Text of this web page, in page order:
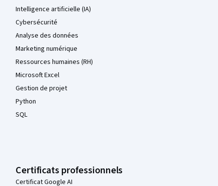
Intelligence artificielle (IA)
Cybersécurité
Analyse des données
Marketing numérique
Ressources humaines (RH)
Microsoft Excel
Gestion de projet
Python
SQL
Certificats professionnels
Certificat Google AI